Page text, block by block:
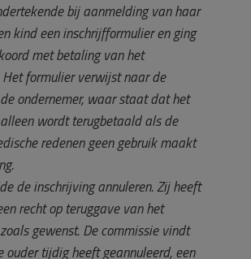
bij aanmelding van haar
kind een inschrijfformulier en ging
met betaling van het
formulier verwijst naar de
ondernemer, waar staat dat het
wordt terugbetaald als de
redenen geen gebruik maakt
de inschrijving annuleren. Zij heeft
recht op teruggave van het
gewenst. De commissie vindt
ouder tijdig heeft geannuleerd, een